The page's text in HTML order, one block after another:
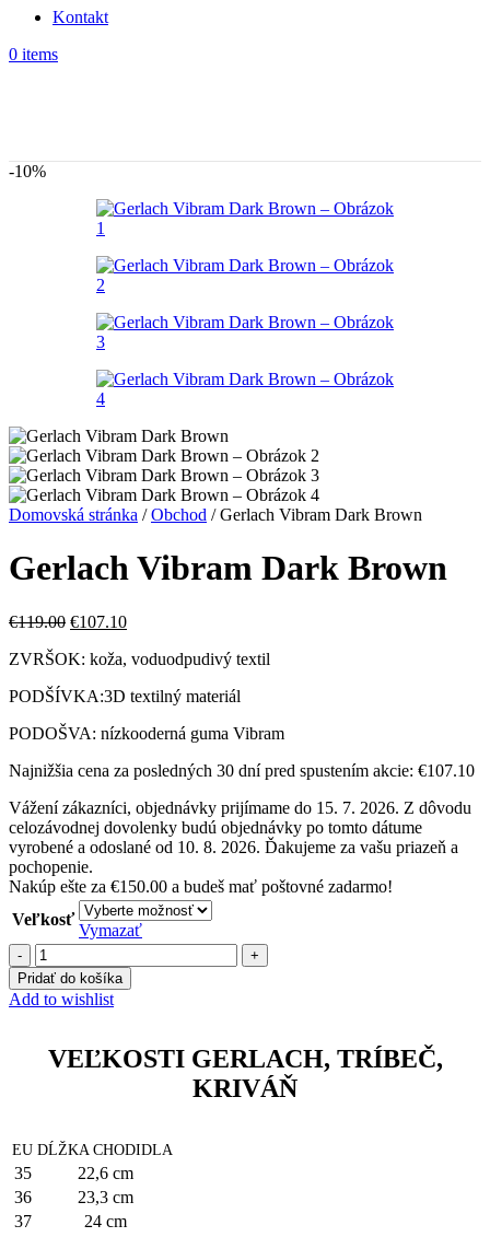
Kontakt
0 items
-10%
Domovská stránka /Obchod /Gerlach Vibram Dark Brown
Gerlach Vibram Dark Brown
€119.00 Pôvodná
bola:
€107.10Aktuálna
je:
ZVRŠOK: koža, voduodpudivý textil
PODŠÍVKA:3D textilný materiál
PODOŠVA: nízkooderná guma Vibram
Najnižšia cena za posledných 30 dní pred spustením akcie: €107.10
Vážení zákazníci, objednávky prijímame do 15. 7. 2026. Z dôvodu
celozávodnej dovolenky budú objednávky po tomto dátume
vyrobené a odoslané od 10. 8. 2026. Ďakujeme za vašu priazeň a
pochopenie.
Nakúp ešte za €150.00 a budeš mať poštovné zadarmo!
Veľkosť
Vymazať
množstvo
Gerlach
Vibram
Dark
Pridať do košíka
Add to wishlist
VEĽKOSTI GERLACH, TRÍBEČ,
KRIVÁŇ
EU DĹŽKA CHODIDLA
35
22,6 cm
36
23,3 cm
37
24 cm